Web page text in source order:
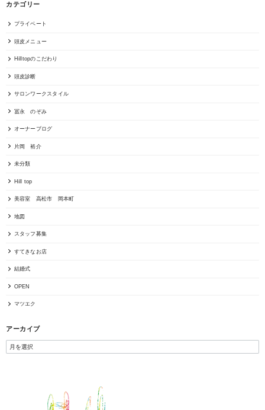
カテゴリー
プライベート
頭皮メニュー
Hilltopのこだわり
頭皮診断
サロンワークスタイル
冨永 のぞみ
オーナーブログ
片岡 裕介
未分類
Hill top
美容室 高松市 岡本町
地図
スタッフ募集
すてきなお店
結婚式
OPEN
マツエク
アーカイブ